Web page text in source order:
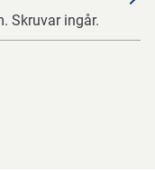
Skruvar ingår.